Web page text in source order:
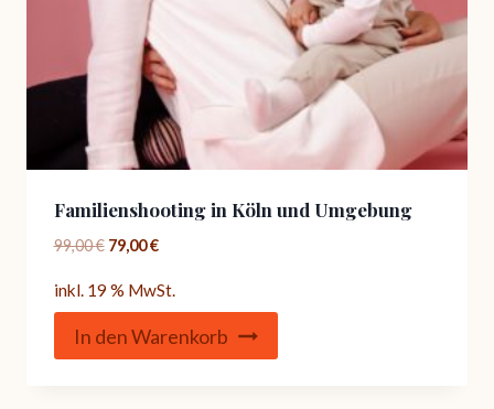
Familienshooting in Köln und Umgebung
99,00€ Ursprünglicher
war:
79,00€Aktueller
ist:
inkl. 19 % MwSt.
In den Warenkorb